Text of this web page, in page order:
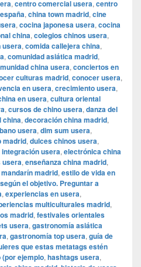
, centro comercial usera, centro
, china town madrid, cine
, cocina japonesa usera, cocina
china, colegios chinos usera,
usera, comida callejera china,
, comunidad asiática madrid,
china usera, conciertos en
culturas madrid, conocer usera,
en usera, crecimiento usera,
en usera, cultura oriental
, cursos de chino usera, danza del
china, decoración china madrid,
usera, dim sum usera,
madrid, dulces chinos usera,
integración usera, electrónica china
usera, enseñanza china madrid,
madrid, estilo de vida en
el objetivo. Preguntar a
, experiencias en usera,
multiculturales madrid,
madrid, festivales orientales
usera, gastronomía asiática
, gastronomía top usera, guía de
que estas metatags estén
(por ejemplo, hashtags usera,